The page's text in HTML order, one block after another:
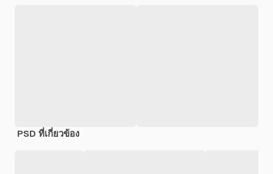
PSD ที่เกี่ยวข้อง